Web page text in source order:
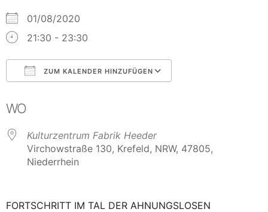
01/08/2020
21:30 - 23:30
ZUM KALENDER HINZUFÜGEN
WO
Kulturzentrum Fabrik Heeder
Virchowstraße 130, Krefeld, NRW, 47805,
Niederrhein
FORTSCHRITT IM TAL DER AHNUNGSLOSEN